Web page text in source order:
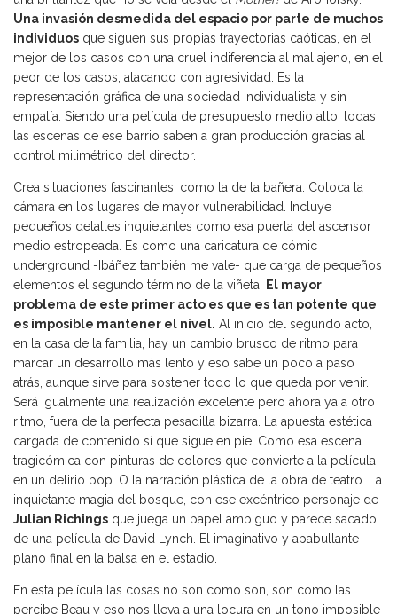
Una invasión desmedida del espacio por parte de muchos
individuos que siguen sus propias trayectorias caóticas, en el
mejor de los casos con una cruel indiferencia al mal ajeno, en el
peor de los casos, atacando con agresividad. Es la
representación gráfica de una sociedad individualista y sin
empatía. Siendo una película de presupuesto medio alto, todas
las escenas de ese barrio saben a gran producción gracias al
control milimétrico del director.
Crea situaciones fascinantes, como la de la bañera. Coloca la
cámara en los lugares de mayor vulnerabilidad. Incluye
pequeños detalles inquietantes como esa puerta del ascensor
medio estropeada. Es como una caricatura de cómic
underground -Ibáñez también me vale- que carga de pequeños
elementos el segundo término de la viñeta.
El mayor
problema de este primer acto es que es tan potente que
es imposible mantener el nivel. Al inicio del segundo acto,
en la casa de la familia, hay un cambio brusco de ritmo para
marcar un desarrollo más lento y eso sabe un poco a paso
atrás, aunque sirve para sostener todo lo que queda por venir.
Será igualmente una realización excelente pero ahora ya a otro
ritmo, fuera de la perfecta pesadilla bizarra. La apuesta estética
cargada de contenido sí que sigue en pie. Como esa escena
tragicómica con pinturas de colores que convierte a la película
en un delirio pop. O la narración plástica de la obra de teatro. La
inquietante magia del bosque, con ese excéntrico personaje de
Julian Richings que juega un papel ambiguo y parece sacado
de una película de David Lynch. El imaginativo y apabullante
plano final en la balsa en el estadio.
En esta película las cosas no son como son, son como las
percibe Beau y eso nos lleva a una locura en un tono imposible